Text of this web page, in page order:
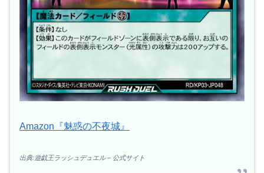
Amazon『魅惑の不夜城』
出典:遊戯王ラッシュデュエル – 公式サイト